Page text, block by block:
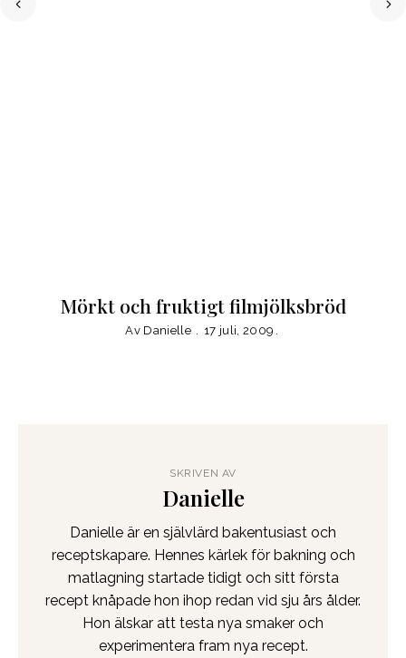
Mörkt och fruktigt filmjölksbröd
Av Danielle 17 juli, 2009
SKRIVEN AV
Danielle
Danielle är en självlärd bakentusiast och
receptskapare. Hennes kärlek för bakning och
matlagning startade tidigt och sitt första
recept knåpade hon ihop redan vid sju års ålder.
Hon älskar att testa nya smaker och
experimentera fram nya recept.